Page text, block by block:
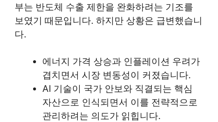
부는 반도체 수출 제한을 완화하려는 기조를
보였기 때문입니다. 하지만 상황은 급변했습니
다.
에너지 가격 상승과 인플레이션 우려가
겹치면서 시장 변동성이 커졌습니다.
AI 기술이 국가 안보와 직결되는 핵심
자산으로 인식되면서 이를 전략적으로
관리하려는 의도가 읽힙니다.